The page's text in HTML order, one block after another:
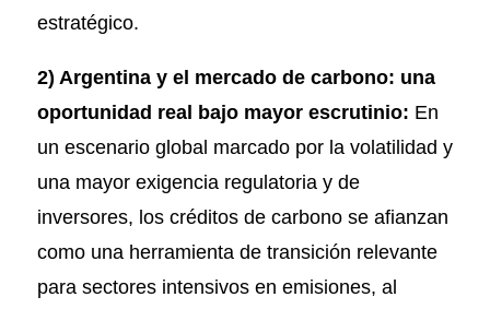
estratégico.
2) Argentina y el mercado de carbono: una
oportunidad real bajo mayor escrutinio: En
un escenario global marcado por la volatilidad y
una mayor exigencia regulatoria y de
inversores, los créditos de carbono se afianzan
como una herramienta de transición relevante
para sectores intensivos en emisiones, al